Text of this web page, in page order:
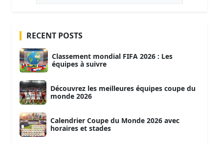
RECENT POSTS
Classement mondial FIFA 2026 : Les
équipes à suivre
Découvrez les meilleures équipes coupe du
monde 2026
Calendrier Coupe du Monde 2026 avec
horaires et stades